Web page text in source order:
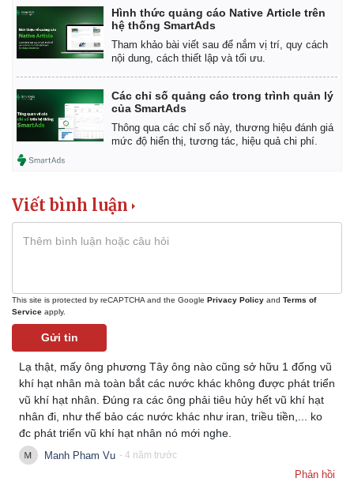
Pháp luật
Vụ án
Tư vấn luật
Quân sự - Quốc phòng
Hình thức quảng cáo Native Article trên
hệ thống SmartAds
Tham khảo bài viết sau để nắm vị trí, quy cách
nội dung, cách thiết lập và tối ưu.
Các chỉ số quảng cáo trong trình quản lý
của SmartAds
Thông qua các chỉ số này, thương hiệu đánh giá
mức độ hiển thị, tương tác, hiệu quả chi phí.
Viết bình luận
This site is protected by reCAPTCHA and the Google Privacy Policy and Terms of
Service apply.
Gửi tin
Lạ thật, mấy ông phương Tây ông nào cũng sở hữu 1 đống vũ
khí hạt nhân mà toàn bắt các nước khác không được phát triển
vũ khí hạt nhân. Đúng ra các ông phải tiêu hủy hết vũ khí hạt
nhân đi, như thế bảo các nước khác như iran, triều tiền,... ko
đc phát triển vũ khí hạt nhân nó mới nghe.
Manh Pham Vu - 4 năm trước
Phản hồi